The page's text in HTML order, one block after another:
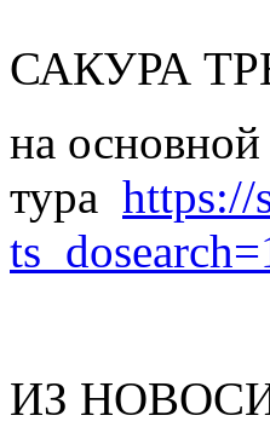
САКУРА
на
тура https://
ИЗ